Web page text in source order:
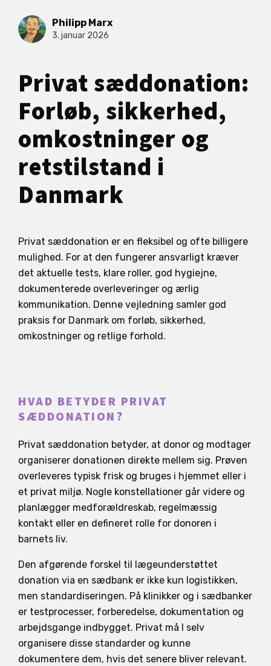
Philipp Marx
3. januar 2026
Privat sæddonation:
Forløb, sikkerhed,
omkostninger og
retstilstand i
Danmark
Privat sæddonation er en fleksibel og ofte billigere
mulighed. For at den fungerer ansvarligt kræver
det aktuelle tests, klare roller, god hygiejne,
dokumenterede overleveringer og ærlig
kommunikation. Denne vejledning samler god
praksis for Danmark om forløb, sikkerhed,
omkostninger og retlige forhold.
HVAD BETYDER PRIVAT
SÆDDONATION?
Privat sæddonation betyder, at donor og modtager
organiserer donationen direkte mellem sig. Prøven
overleveres typisk frisk og bruges i hjemmet eller i
et privat miljø. Nogle konstellationer går videre og
planlægger medforældreskab, regelmæssig
kontakt eller en defineret rolle for donoren i
barnets liv.
Den afgørende forskel til lægeunderstøttet
donation via en sædbank er ikke kun logistikken,
men standardiseringen. På klinikker og i sædbanker
er testprocesser, forberedelse, dokumentation og
arbejdsgange indbygget. Privat må I selv
organisere disse standarder og kunne
dokumentere dem, hvis det senere bliver relevant.